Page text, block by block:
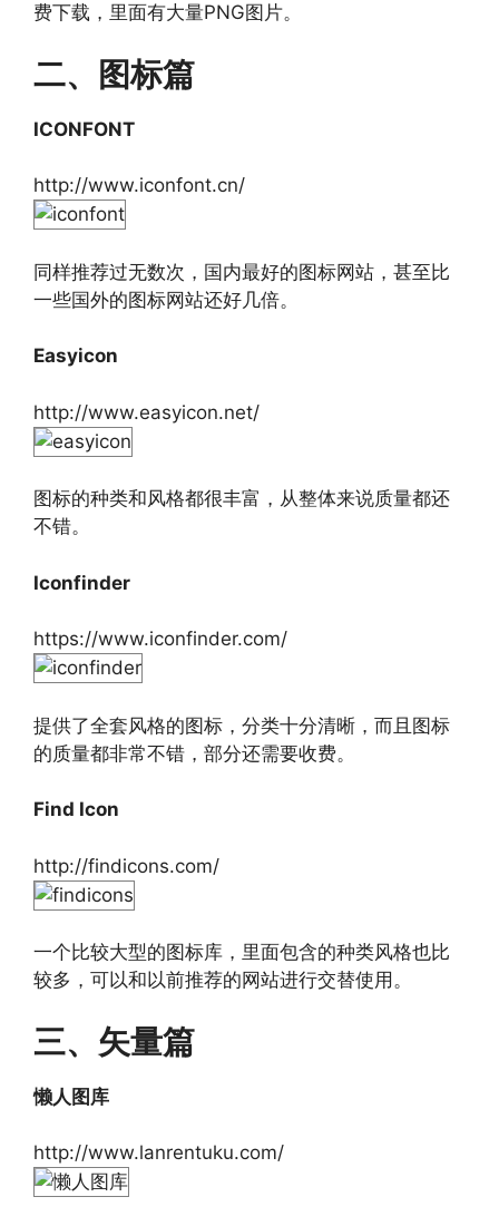
费下载，里面有大量PNG图片。
二、图标篇
ICONFONT
http://www.iconfont.cn/
同样推荐过无数次，国内最好的图标网站，甚至比
一些国外的图标网站还好几倍。
Easyicon
http://www.easyicon.net/
图标的种类和风格都很丰富，从整体来说质量都还
不错。
Iconfinder
https://www.iconfinder.com/
提供了全套风格的图标，分类十分清晰，而且图标
的质量都非常不错，部分还需要收费。
Find Icon
http://findicons.com/
一个比较大型的图标库，里面包含的种类风格也比
较多，可以和以前推荐的网站进行交替使用。
三、矢量篇
懒人图库
http://www.lanrentuku.com/